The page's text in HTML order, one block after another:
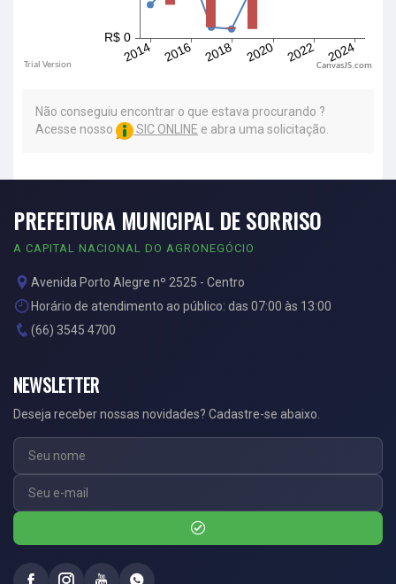
CanvasJS.com
Não conseguiu encontrar o que estava procurando ?
Acesse nosso
SIC ONLINE e abra uma solicitação.
PREFEITURA MUNICIPAL DE SORRISO
A CAPITAL NACIONAL DO AGRONEGÓCIO
Avenida Porto Alegre nº 2525 - Centro
Horário de atendimento ao público: das 07:00 às 13:00
(66) 3545 4700
NEWSLETTER
Deseja receber nossas novidades? Cadastre-se abaixo.